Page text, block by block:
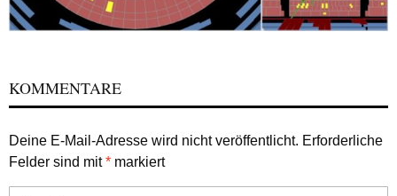
KOMMENTARE
Deine E-Mail-Adresse wird nicht veröffentlicht. Erforderliche
Felder sind mit* markiert